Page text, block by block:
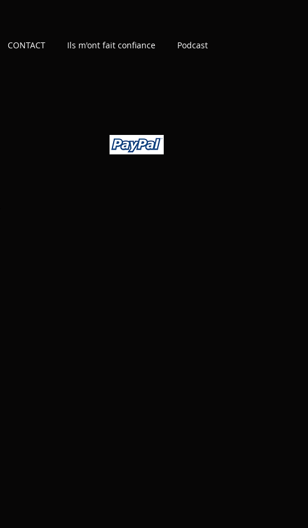
CONTACT Ils m'ont fait confiance Podcast